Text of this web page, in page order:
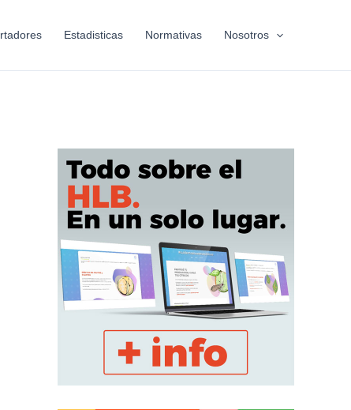
Estadisticas Normativas Nosotros